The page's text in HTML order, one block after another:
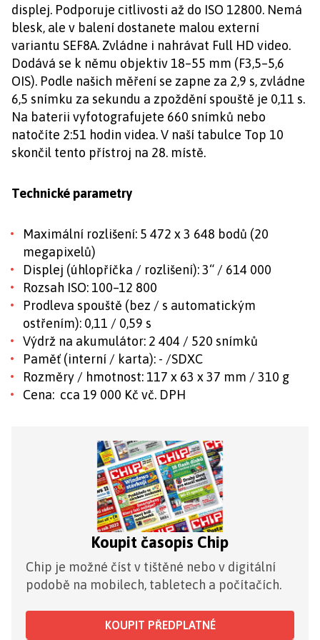
displej. Podporuje citlivosti až do ISO 12800. Nemá
blesk, ale v balení dostanete malou externí
variantu SEF8A. Zvládne i nahrávat Full HD video.
Dodává se k němu objektiv 18–55 mm (F3,5–5,6
OIS). Podle našich měření se zapne za 2,9 s, zvládne
6,5 snímku za sekundu a zpoždění spouště je 0,11 s.
Na baterii vyfotografujete 660 snímků nebo
natočíte 2:51 hodin videa. V naší tabulce Top 10
skončil tento přístroj na 28. místě.
Technické parametry
Maximální rozlišení: 5 472 x 3 648 bodů (20
megapixelů)
Displej (úhlopříčka / rozlišení): 3“ / 614 000
Rozsah ISO: 100–12 800
Prodleva spouště (bez / s automatickým
ostřením): 0,11 / 0,59 s
Výdrž na akumulátor: 2 404 / 520 snímků
Paměť (interní / karta): - /SDXC
Rozměry / hmotnost: 117 x 63 x 37 mm / 310 g
Cena: cca 19 000 Kč vč. DPH
Koupit časopis Chip
Chip je možné číst v tištěné nebo v digitální
podobě na mobilech, tabletech a počítačích.
KOUPIT PŘEDPLATNÉ